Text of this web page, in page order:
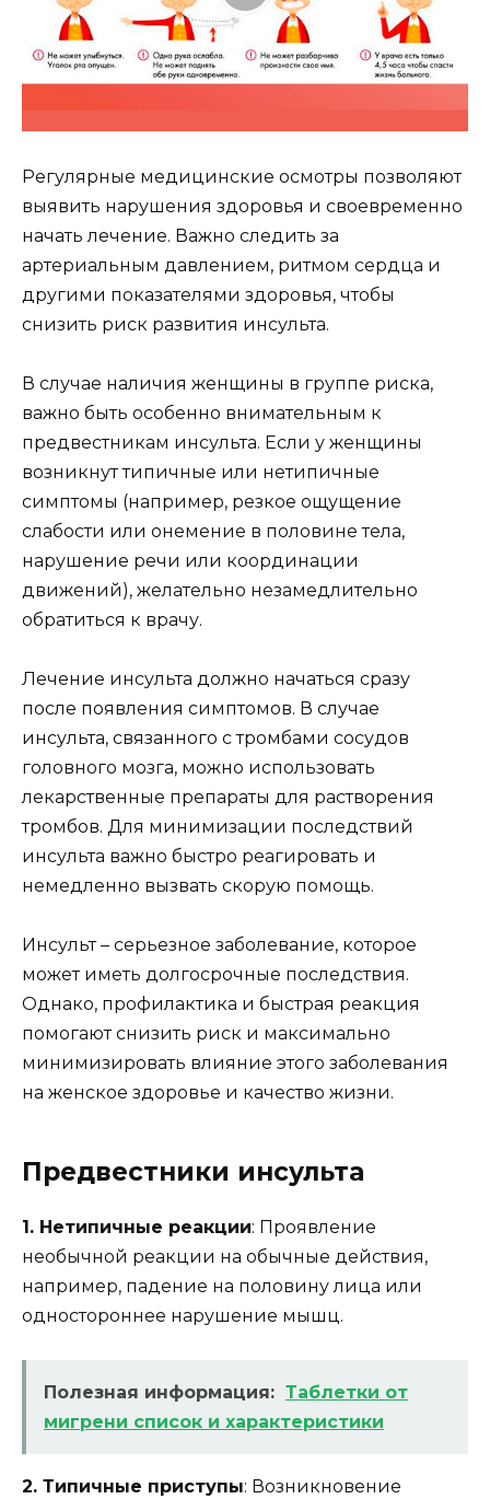
Регулярные медицинские осмотры позволяют
выявить нарушения здоровья и своевременно
начать лечение. Важно следить за
артериальным давлением, ритмом сердца и
другими показателями здоровья, чтобы
снизить риск развития инсульта.
В случае наличия женщины в группе риска,
важно быть особенно внимательным к
предвестникам инсульта. Если у женщины
возникнут типичные или нетипичные
симптомы (например, резкое ощущение
слабости или онемение в половине тела,
нарушение речи или координации
движений), желательно незамедлительно
обратиться к врачу.
Лечение инсульта должно начаться сразу
после появления симптомов. В случае
инсульта, связанного с тромбами сосудов
головного мозга, можно использовать
лекарственные препараты для растворения
тромбов. Для минимизации последствий
инсульта важно быстро реагировать и
немедленно вызвать скорую помощь.
Инсульт – серьезное заболевание, которое
может иметь долгосрочные последствия.
Однако, профилактика и быстрая реакция
помогают снизить риск и максимально
минимизировать влияние этого заболевания
на женское здоровье и качество жизни.
Предвестники инсульта
1. Нетипичные реакции: Проявление
необычной реакции на обычные действия,
например, падение на половину лица или
одностороннее нарушение мышц.
Полезная информация: Таблетки от
мигрени список и характеристики
2. Типичные приступы: Возникновение